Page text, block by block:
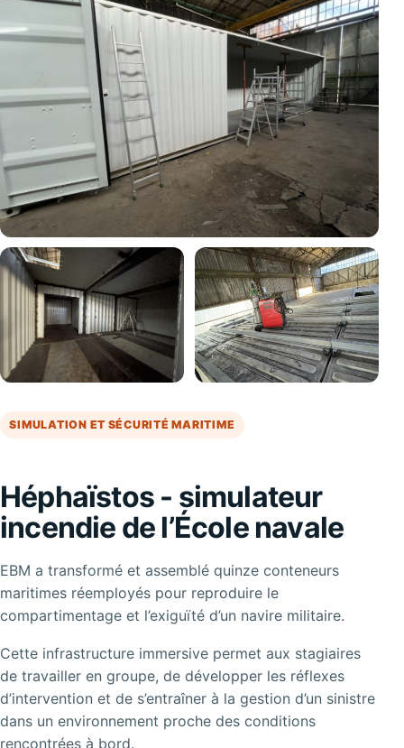
SIMULATION ET SÉCURITÉ MARITIME
Héphaïstos - simulateur
incendie de l’École navale
EBM a transformé et assemblé quinze conteneurs
maritimes réemployés pour reproduire le
compartimentage et l’exiguïté d’un navire militaire.
Cette infrastructure immersive permet aux stagiaires
de travailler en groupe, de développer les réflexes
d’intervention et de s’entraîner à la gestion d’un sinistre
dans un environnement proche des conditions
rencontrées à bord.